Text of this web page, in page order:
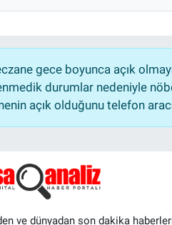
gece boyunca açık
durumlar nedeniyle
açık olduğunu telefon
ve dünyadan son dakika